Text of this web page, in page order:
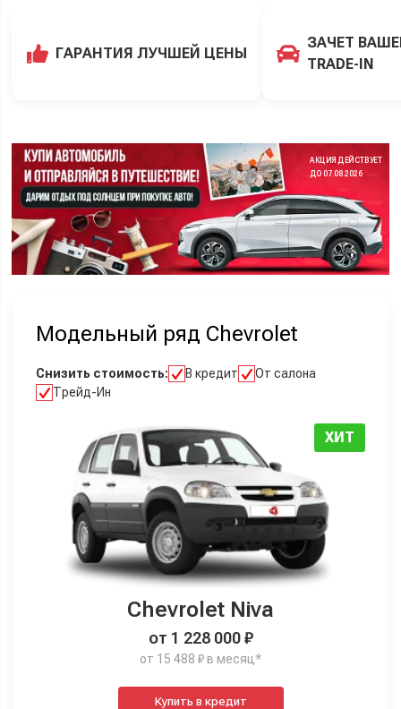
ГАРАНТИЯ ЛУЧШЕЙ ЦЕНЫ
ЗАЧЕТ
TRADE-IN
АКЦИЯ ДЕЙСТВУЕТ
ДО 07.08.2026
Модельный ряд Chevrolet
Снизить стоимость: В кредит
От салона
Трейд-Ин
ХИТ
Chevrolet Niva
от 1 228 000 ₽
от 15 488 ₽ в месяц*
Купить в кредит